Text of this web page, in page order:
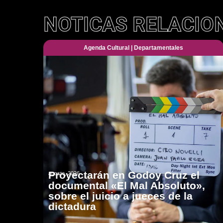
NOTICAS
Agenda Cultural Departamentales
agosto, 2026
Proyectarán en Godoy Cruz el
documental «El Mal Absoluto»,
sobre el juicio a jueces de la
dictadura